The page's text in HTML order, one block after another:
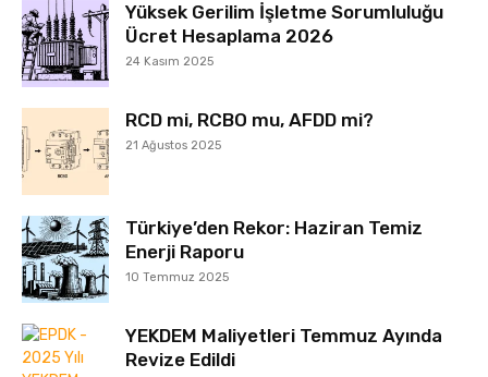
Yüksek Gerilim İşletme Sorumluluğu
Ücret Hesaplama 2026
24 Kasım 2025
RCD mi, RCBO mu, AFDD mi?
21 Ağustos 2025
Türkiye’den Rekor: Haziran Temiz
Enerji Raporu
10 Temmuz 2025
YEKDEM Maliyetleri Temmuz Ayında
Revize Edildi